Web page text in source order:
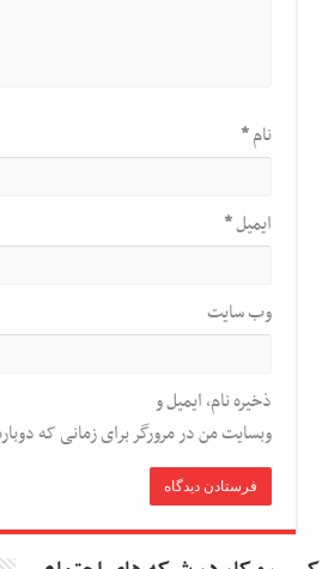
نام*
ایمیل*
وب‌ سایت
ذخیره نام، ایمیل و
وبسایت من در مرورگر برای زمانی که